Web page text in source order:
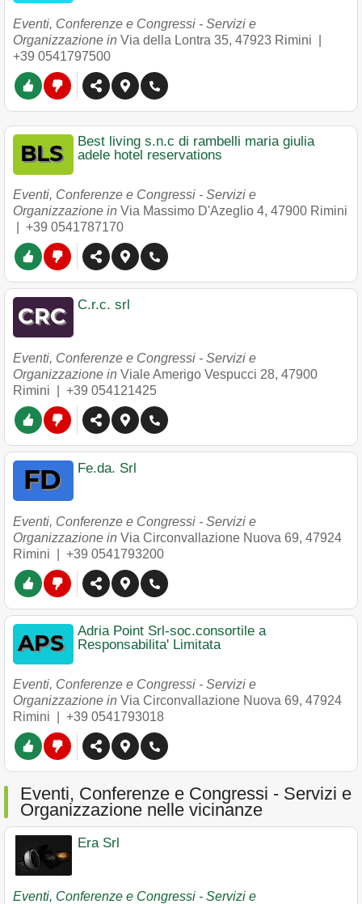
Eventi, Conferenze e Congressi - Servizi e
Organizzazione in Via della Lontra 35, 47923 Rimini
+39 0541797500
Best living s.n.c di rambelli maria giulia
adele hotel reservations
Eventi, Conferenze e Congressi - Servizi e
Organizzazione in Via Massimo D'Azeglio 4, 47900 Rimini
+39 0541787170
C.r.c. srl
Eventi, Conferenze e Congressi - Servizi e
Organizzazione in Viale Amerigo Vespucci 28, 47900
Rimini
+39 054121425
Fe.da. Srl
Eventi, Conferenze e Congressi - Servizi e
Organizzazione in Via Circonvallazione Nuova 69, 47924
Rimini
+39 0541793200
Adria Point Srl-soc.consortile a
Responsabilita' Limitata
Eventi, Conferenze e Congressi - Servizi e
Organizzazione in Via Circonvallazione Nuova 69, 47924
Rimini
+39 0541793018
Eventi, Conferenze e Congressi - Servizi e
Organizzazione nelle vicinanze
Era Srl
Eventi, Conferenze e Congressi - Servizi e